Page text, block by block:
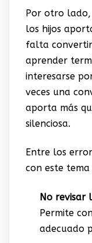
Por otro lado,
los hijos
falta
aprender
interesarse
veces una
aporta más
silenciosa.
Entre los
con este tema
No revisar
Permite
adecuado